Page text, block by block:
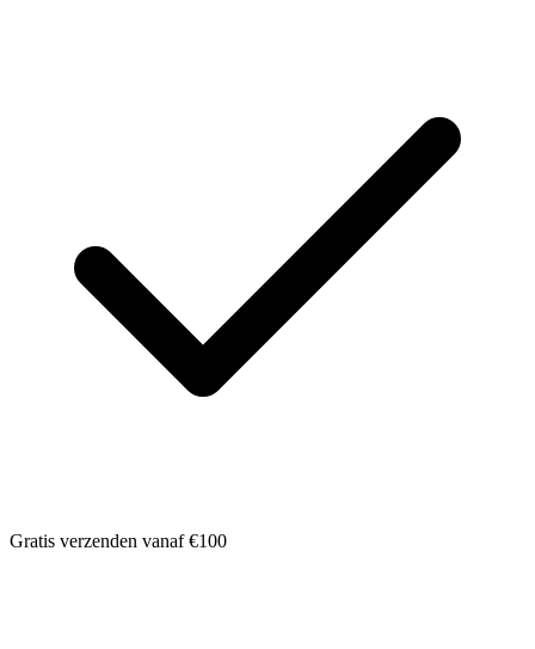
Gratis verzenden vanaf €100